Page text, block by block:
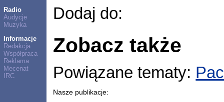
Radio
Audycje
Muzyka
Informacje
Redakcja
Współpraca
Reklama
Mecenat
IRC
Dodaj do:
Zobacz także
Powiązane tematy:
Nasze publikacje: